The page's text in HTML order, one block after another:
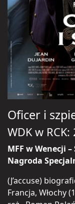
Oficer i
WDK w RCK:
MFF w Wenecji
Nagroda
(J’accuse)
Francja, Włochy